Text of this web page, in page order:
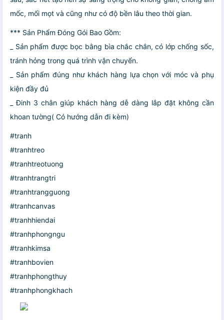
mốc, mối mọt và cũng như có độ bền lâu theo thời gian.
*** Sản Phẩm Đóng Gói Bao Gồm:
_ Sản phẩm được bọc bằng bìa chắc chắn, có lớp chống sốc,
tránh hỏng trong quá trình vận chuyển.
_ Sản phẩm đúng như khách hàng lựa chọn với móc và phụ
kiện đầy đủ
_ Đinh 3 chân giúp khách hàng dễ dàng lắp đặt không cần
khoan tường( Có hướng dẫn đi kèm)
#tranh
#tranhtreo
#tranhtreotuong
#tranhtrangtri
#tranhtrangguong
#tranhcanvas
#tranhhiendai
#tranhphongngu
#tranhkimsa
#tranhbovien
#tranhphongthuy
#tranhphongkhach